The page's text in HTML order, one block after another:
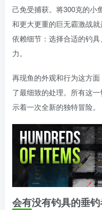
己免受捕获。将300克的小
和更大更重的巨无霸激战
依赖细节：选择合适的钓
力。
再现鱼的外观和行为这方
了最细致的处理。所有这
示着一次全新的独特冒险。
会有没有钓具的垂钓